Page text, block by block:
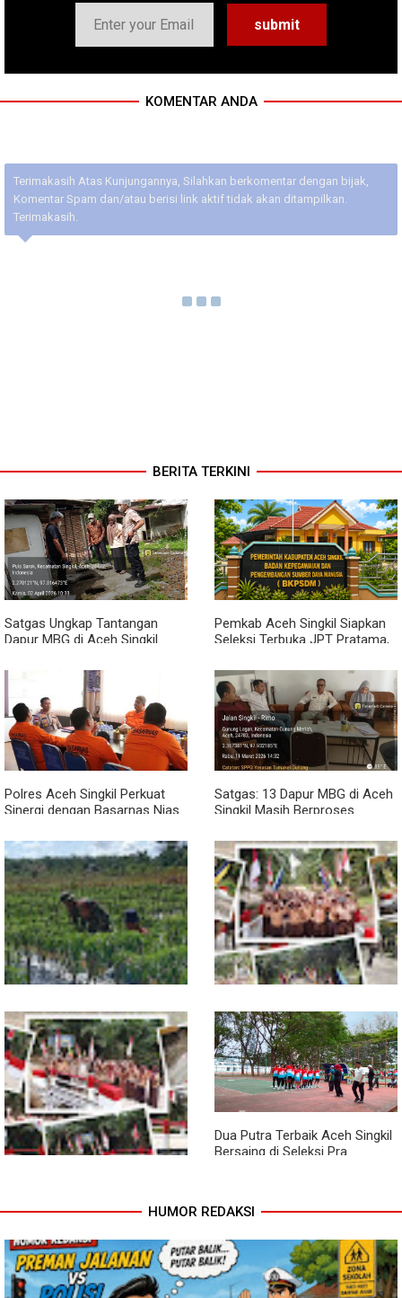
KOMENTAR ANDA
Terimakasih Atas Kunjungannya, Silahkan berkomentar dengan bijak,
Komentar Spam dan/atau berisi link aktif tidak akan ditampilkan.
Terimakasih.
BERITA TERKINI
Satgas Ungkap Tantangan
Dapur MBG di Aceh Singkil
Pemkab Aceh Singkil Siapkan
Seleksi Terbuka JPT Pratama,
Kinerja
Polres Aceh Singkil Perkuat
Sinergi dengan Basarnas Nias
Satgas: 13 Dapur MBG di Aceh
Singkil Masih Berproses
Pendampingan Babinsa
Dorong Petani Tingkatkan Hasil
Tanaman Cabai
Jembatan Garuda Rampung,
Akses Warga Teladan Baru–
Kuala Kepeng Kini Semakin
Lancar
Jembatan Garuda Rampung,
Nikmati Akses Lebih Lancar
Dua Putra Terbaik Aceh Singkil
Bersaing di Seleksi Pra
HUMOR REDAKSI